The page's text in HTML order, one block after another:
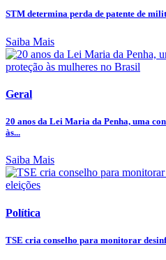
STM determina perda de patente de
Saiba Mais
Geral
20 anos da Lei Maria da Penha, uma
às...
Saiba Mais
Política
TSE cria conselho para monitorar